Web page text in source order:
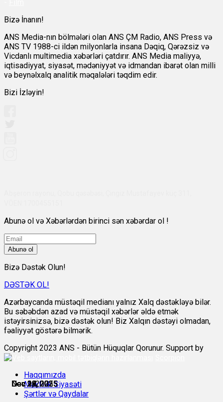
Nov 28, 2025
Dec 9, 2025
Dec 18, 2025
Dec 19, 2025
Dec 24, 2025
Dec 25, 2025
Bizə İnanın!
ANS Media-nın bölmələri olan ANS ÇM Radio, ANS Press və
ANS TV 1988-ci ildən milyonlarla insana Dəqiq, Qərəzsiz və
Vicdanlı multimedia xəbərləri çatdırır. ANS Media maliyyə,
iqtisadiyyat, siyasət, mədəniyyət və idmandan ibarət olan milli
və beynəlxalq analitik məqalələri təqdim edir.
Bizi İzləyin!
Abunə ol və Xəbərlərdən birinci sən xəbərdar ol !
Abunə ol
Bizə Dəstək Olun!
DƏSTƏK OL!
Azərbaycanda müstəqil medianı yalnız Xalq dəstəkləyə bilər.
Bu səbəbdən azad və müstəqil xəbərlər əldə etmək
istəyirsinizsə, bizə dəstək olun! Biz Xalqın dəstəyi olmadan,
fəaliyyət göstərə bilmərik.
Copyright 2023 ANS - Bütün Hüquqlar Qorunur. Support by
Haqqımızda
Məxfilik Siyasəti
Şərtlər və Qaydalar